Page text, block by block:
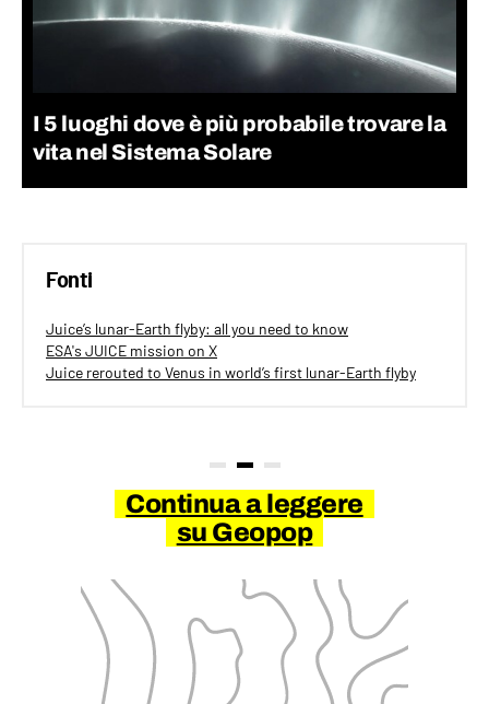
I 5 luoghi dove è più probabile trovare la
vita nel Sistema Solare
Fonti
Juice’s lunar-Earth flyby: all you need to know
ESA's JUICE mission on X
Juice rerouted to Venus in world’s first lunar-Earth flyby
Continua a leggere
su Geopop